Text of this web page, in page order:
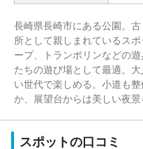
長崎県長崎市にある公園。
所として親しまれているス
ープ、トランポリンなどの
たちの遊び場として最適。
い世代で楽しめる。小道も
か、展望台からは美しい夜景
スポットの口コミ